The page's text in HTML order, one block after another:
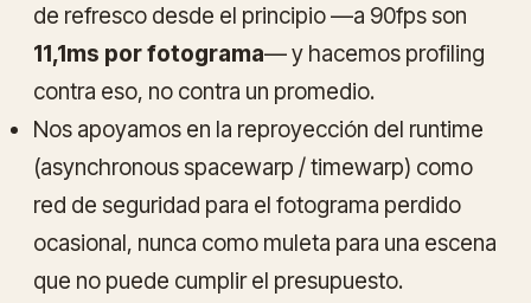
de refresco desde el principio —a 90fps son
11,1ms por fotograma— y hacemos profiling
contra eso, no contra un promedio.
Nos apoyamos en la reproyección del runtime
(asynchronous spacewarp / timewarp) como
red de seguridad para el fotograma perdido
ocasional, nunca como muleta para una escena
que no puede cumplir el presupuesto.